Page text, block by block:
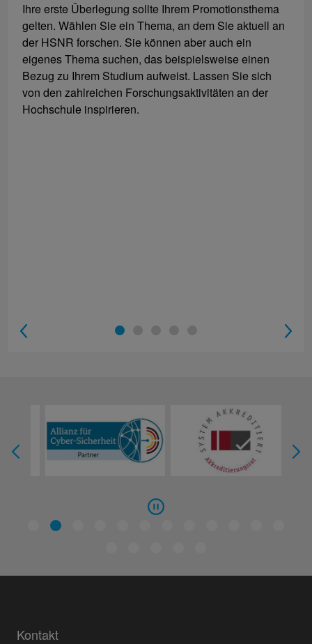
Ihre erste Überlegung sollte Ihrem Promotionsthema
gelten. Wählen Sie ein Thema, an dem Sie aktuell an
der HSNR forschen. Sie können aber auch ein
eigenes Thema suchen, das beispielsweise einen
Bezug zu Ihrem Studium aufweist. Lassen Sie sich
von den zahlreichen Forschungsaktivitäten an der
Hochschule inspirieren.
1
Kontakt